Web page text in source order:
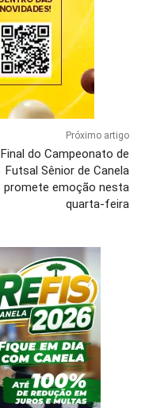
Próximo artigo
Final do Campeonato de
Futsal Sênior de Canela
promete emoção nesta
quarta-feira